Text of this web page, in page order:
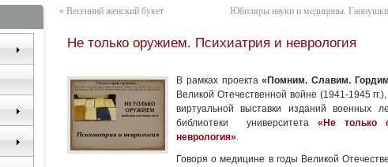
« Весенний женский букет Юбиляры науки и медицины.
Не только оружием. Психиатрия и неврология
В рамках проекта«Помним. Славим.
Великой Отечественной войне (1941-1945
виртуальной выставки изданий военных
библиотеки университета «Не только
неврология».
Говоря о медицине в годы Великой